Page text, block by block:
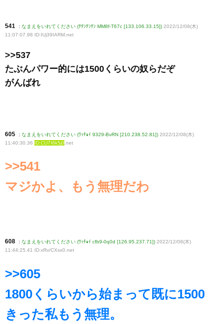
541 : なまえをいれてください (ﾃﾃﾝﾃﾝﾃﾝ MM8f-T67c [133.106.33.15]) 2022/12/08(木)
11:07:07.98 ID:IUj39IARM .net
>>537
たぶんパワー的には1500くらいの奴らだぞ
がんばれ
605 : なまえをいれてください (ﾜｯﾁｮｲ 9329-BvRN [210.238.52.81]) 2022/12/08(木)
11:40:30.36 ID:CU7I6k5j0.net
>>541
マジかよ、もう無理だわ
608 : なまえをいれてください (ﾜｯﾁｮｲ cfb9-0q0d [126.95.237.71]) 2022/12/08(木)
11:44:25.41 ID:xRv/CXsx0.net
>>605
1800くらいから始まって既に1500
きった私もう無理。